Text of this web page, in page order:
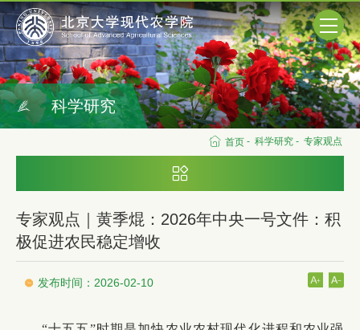
首页 - 科学研究 - 专家观点
科学研究
专家观点｜黄季焜：2026年中央一号文件：积
极促进农民稳定增收
发布时间：2026-02-10